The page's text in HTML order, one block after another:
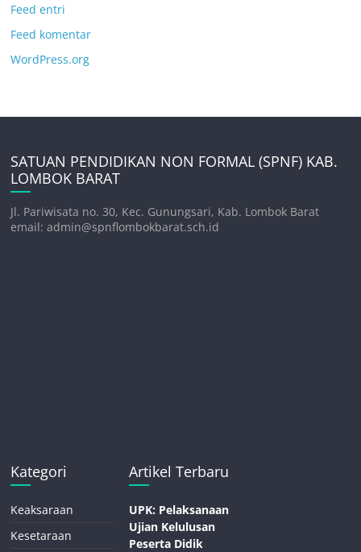
Feed entri
Feed komentar
WordPress.org
SATUAN PENDIDIKAN NON FORMAL (SPNF) KAB.
LOMBOK BARAT
Jl. Pariwisata no. 30, Kec. Gunungsari, Kab. Lombok Barat
email: admin@spnflombokbarat.sch.id
Kategori
Keaksaraan
Kesetaraan
Artikel Terbaru
UPK: Pelaksanaan
Ujian Kelulusan
Peserta Didik